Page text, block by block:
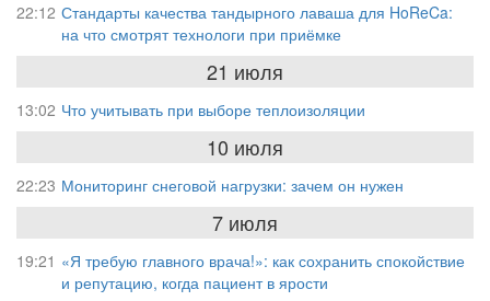
22:12 Стандарты качества тандырного лаваша для HoReCa:
на что смотрят технологи при приёмке
21 июля
13:02 Что учитывать при выборе теплоизоляции
10 июля
22:23 Мониторинг снеговой нагрузки: зачем он нужен
7 июля
19:21 «Я требую главного врача!»: как сохранить спокойствие
и репутацию, когда пациент в ярости